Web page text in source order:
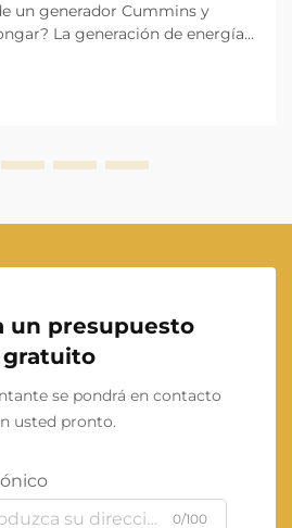
un generador Cummins y
La generación de energía
empresas, instituciones
sigan funcionando sin
un presupuesto
gratuito
se pondrá en contacto
usted pronto.
0/100